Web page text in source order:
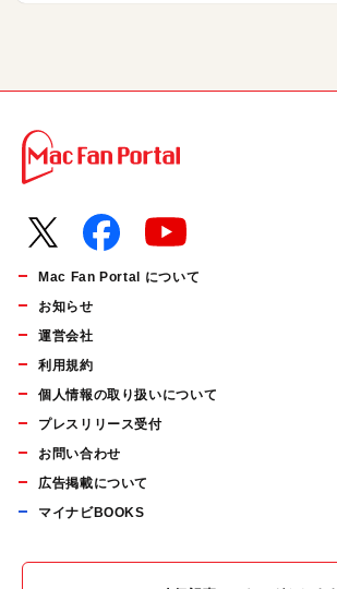
Mac Fan Portal について
お知らせ
運営会社
利用規約
個人情報の取り扱いについて
プレスリリース受付
お問い合わせ
広告掲載について
マイナビBOOKS